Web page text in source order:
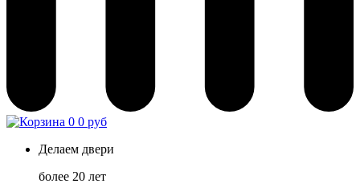
0 0 руб
Делаем двери
более 20 лет